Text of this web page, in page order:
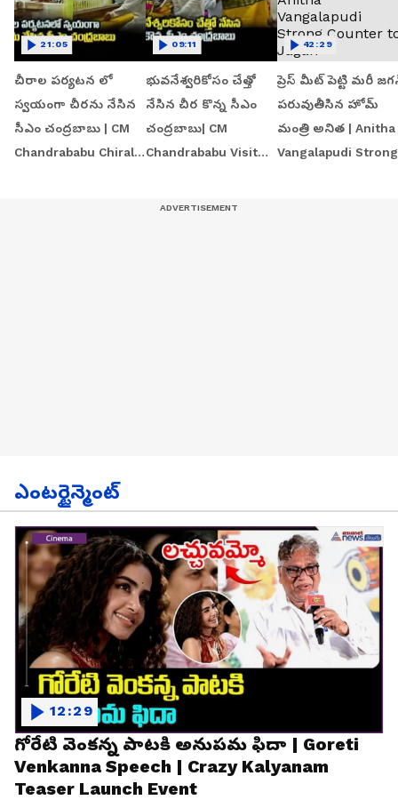
చీరాల పర్యటన లో
స్వయంగా చీరను నేసిన
సీఎం చంద్రబాబు | CM
Chandrababu Chirala
21:05
భువనేశ్వరికోసం చేత్తో
నేసిన చీర కొన్న సీఎం
చంద్రబాబు| CM
Chandrababu Visit
09:11
ప్రెస్ మీట్ పెట్టి మరీ
పరువుతీసిన హోమ్
మంత్రి అనిత | Anitha
Vangalapudi Strong
42:29
ఎంటర్టైన్మెంట్
గోరేటి వెంకన్న పాటకి అనుపమ ఫిదా | Goreti
Venkanna Speech | Crazy Kalyanam
Teaser Launch Event
12:29